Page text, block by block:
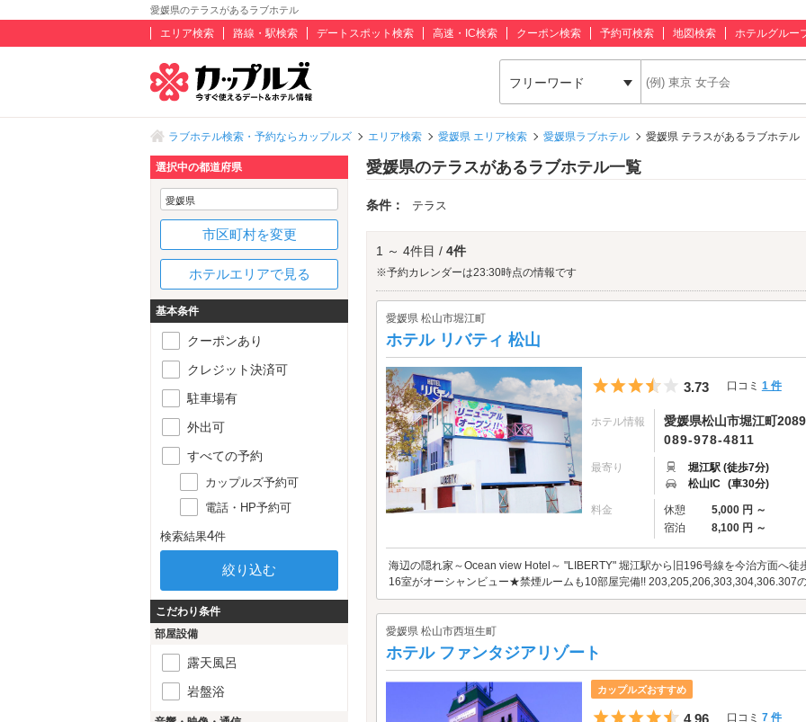
愛媛県のテラスがあるラブホテル
エリア検索 路線・駅検索 デートスポット検索 高速・IC検索 クーポン検索 予約可検索 地図検索 ホテルグルー
フリーワード
ラブホテル検索・予約ならカップルズ エリア検索 愛媛県 エリア検索 愛媛県ラブホテル 愛媛県 テラスがあるラブホテル
愛媛県のテラスがあるラブホテル一覧
条件： テラス
1 ～ 4件目 / 4件
※予約カレンダーは23:30時点の情報です
愛媛県 松山市堀江町
ホテル リバティ 松山
5つ星のうち3.5
3.73 口コミ 1 件
ホテル情報
愛媛県松山市堀江町
089-978-4811
最寄り
堀江駅 (徒歩7分)
松山IC (車30分)
料金 休憩
5,000 円 ～
宿泊
8,100 円 ～
海辺の隠れ家～Ocean view Hotel～ "LIBERTY" 堀江駅から旧196号線を今治方面へ
16室がオーシャンビュー★禁煙ルームも10部屋完備!! 203,205,206,303,304,306.307
愛媛県 松山市西垣生町
ホテル ファンタジアリゾート
カップルズおすすめ
5つ星のうち4.5
4.96 口コミ 7 件
選択中の都道府県
愛媛県
市区町村を変更
ホテルエリアで見る
基本条件
クーポンあり
クレジット決済可
駐車場有
外出可
すべての予約
カップルズ予約可
電話・HP予約可
検索結果4件
こだわり条件
部屋設備
露天風呂
岩盤浴